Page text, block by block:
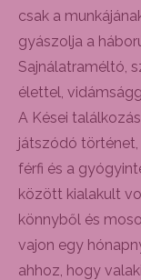
csak a
gyászolja a
Sajnálatraméltó,
élettel,
A Kései
játszódó
férfi és a
között kialakult
könnyből és
vajon egy
ahhoz, hogy